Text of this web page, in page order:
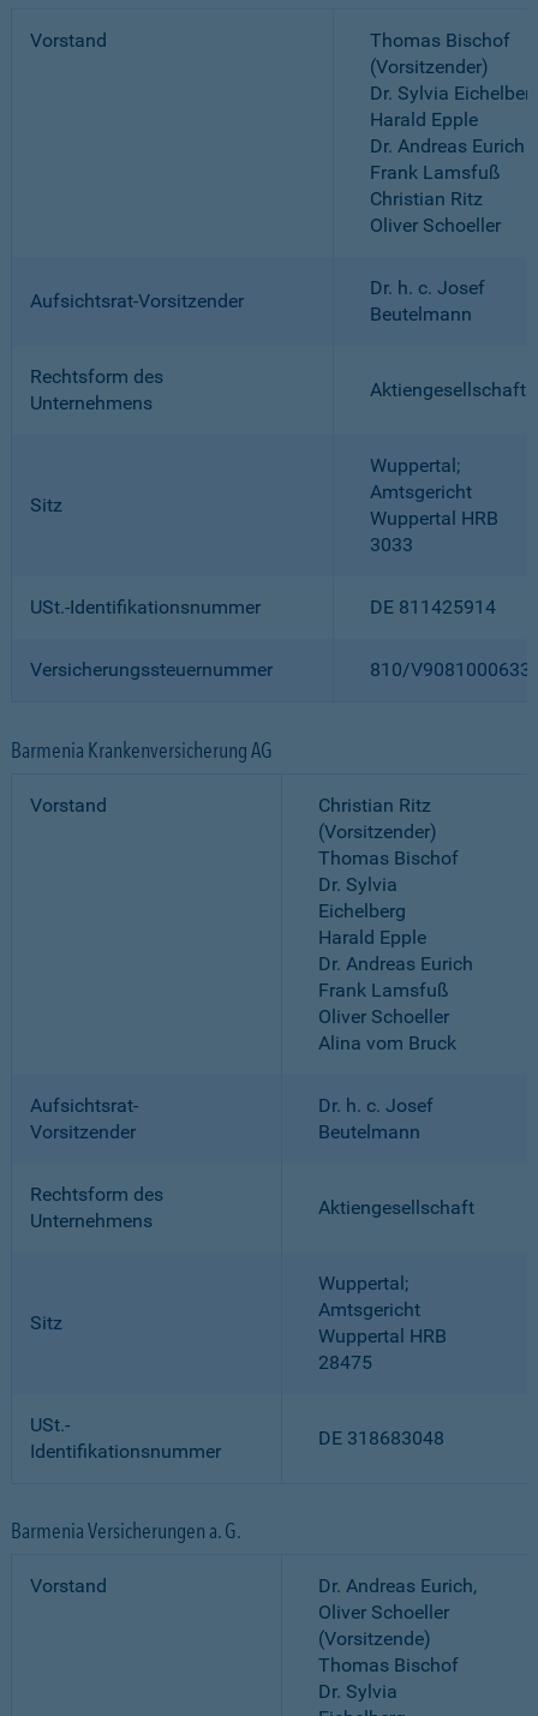
Vorstand
Thomas Bischof
(Vorsitzender)
Dr. Sylvia
Harald Epple
Dr. Andreas Eurich
Frank Lamsfuß
Christian Ritz
Oliver Schoeller
Aufsichtsrat-Vorsitzender
Dr. h. c. Josef
Beutelmann
Rechtsform des
Unternehmens
Aktiengesellschaft
Sitz
Wuppertal;
Amtsgericht
Wuppertal HRB
3033
USt.-Identifikationsnummer DE 811425914
Versicherungssteuernummer 810/
Barmenia Krankenversicherung AG
Vorstand
Christian Ritz
(Vorsitzender)
Thomas Bischof
Dr. Sylvia
Eichelberg
Harald Epple
Dr. Andreas Eurich
Frank Lamsfuß
Oliver Schoeller
Alina vom Bruck
Aufsichtsrat-
Vorsitzender
Dr. h. c. Josef
Beutelmann
Rechtsform des
Unternehmens
Aktiengesellschaft
Sitz
Wuppertal;
Amtsgericht
Wuppertal HRB
28475
USt.-
Identifikationsnummer
DE 318683048
Barmenia Versicherungen a. G.
Vorstand
Dr. Andreas Eurich,
Oliver Schoeller
(Vorsitzende)
Thomas Bischof
Dr. Sylvia